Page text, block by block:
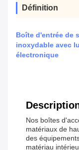
Définition
Boîte d'entrée de
inoxydable avec
électronique
Nos boîtes
matériaux de
des
matériau